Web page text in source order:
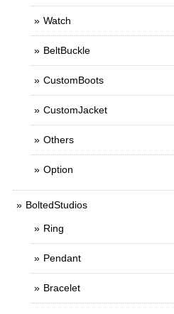
Watch
BeltBuckle
CustomBoots
CustomJacket
Others
Option
BoltedStudios
Ring
Pendant
Bracelet